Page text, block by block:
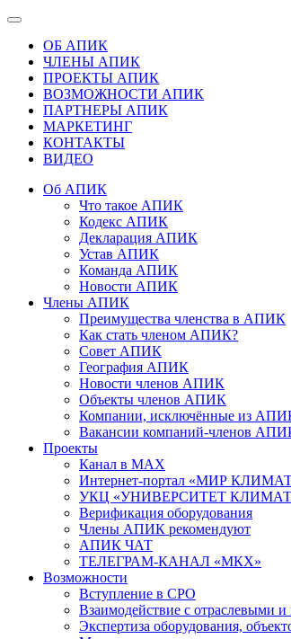
ОБ АПИК
ЧЛЕНЫ АПИК
ПРОЕКТЫ АПИК
ВОЗМОЖНОСТИ АПИК
ПАРТНЕРЫ АПИК
МАРКЕТИНГ
КОНТАКТЫ
ВИДЕО
Об АПИК
Что такое АПИК
Кодекс АПИК
Декларация АПИК
Устав АПИК
Команда АПИК
Новости АПИК
Члены АПИК
Преимущества членства в АПИК
Как стать членом АПИК?
Совет АПИК
География АПИК
Новости членов АПИК
Объекты членов АПИК
Компании, исключённые из
Вакансии компаний-членов
Проекты
Канал в MAX
Интернет-портал «МИР
УКЦ «УНИВЕРСИТЕТ
Верификация оборудования
Члены АПИК рекомендуют
АПИК ЧАТ
ТЕЛЕГРАМ-КАНАЛ «МКХ»
Возможности
Вступление в СРО
Взаимодействие с отраслевыми
Экспертиза оборудования,